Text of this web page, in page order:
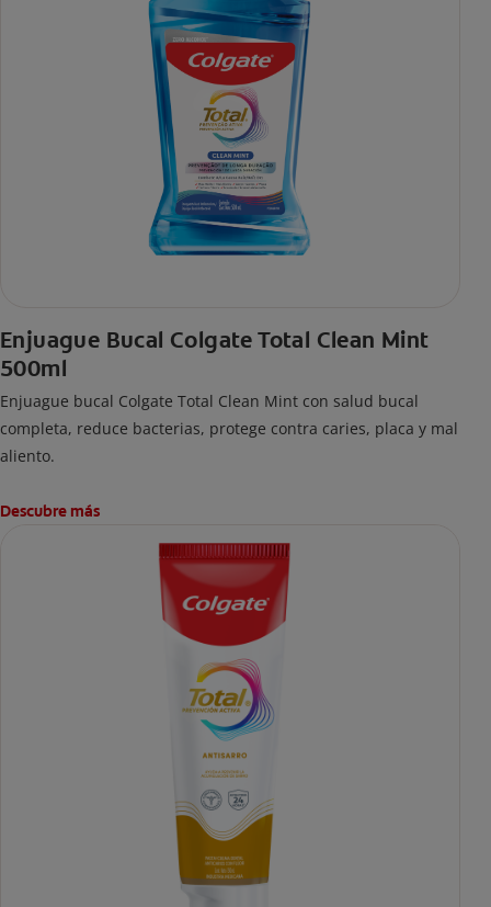
Enjuague Bucal Colgate Total Clean Mint
500ml
Enjuague bucal Colgate Total Clean Mint con salud bucal
completa, reduce bacterias, protege contra caries, placa y mal
aliento.
Descubre más